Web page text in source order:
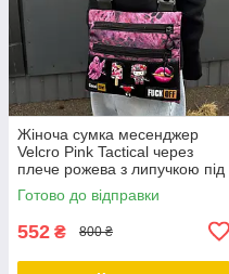
Жіноча сумка месенджер
Velcro Pink Tactical через
плече рожева з липучкою під
шеврони 27×23 см
Готово до відправки
552 ₴ 800 ₴